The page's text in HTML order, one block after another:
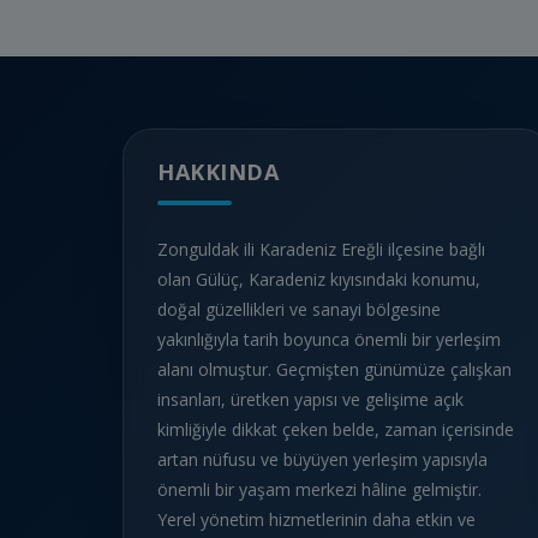
HAKKINDA
Zonguldak ili Karadeniz Ereğli ilçesine bağlı
olan Gülüç, Karadeniz kıyısındaki konumu,
doğal güzellikleri ve sanayi bölgesine
yakınlığıyla tarih boyunca önemli bir yerleşim
alanı olmuştur. Geçmişten günümüze çalışkan
insanları, üretken yapısı ve gelişime açık
kimliğiyle dikkat çeken belde, zaman içerisinde
artan nüfusu ve büyüyen yerleşim yapısıyla
önemli bir yaşam merkezi hâline gelmiştir.
Yerel yönetim hizmetlerinin daha etkin ve